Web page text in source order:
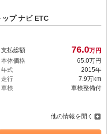
プ ナビ ETC
支払総額 76.0万円
本体価格
65. 0万円
年式
2015年
走行
7.9万km
車検
車検整備付
他の情報を開く